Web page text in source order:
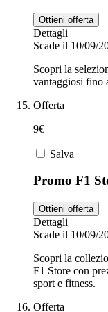
Ottieni offerta
Dettagli
Scade il 10/09/
Scopri la
vantaggiosi fino
Offerta
9€
Salva
Promo F1
Ottieni offerta
Dettagli
Scade il 10/09/
Scopri la
F1 Store con
sport e fitness.
Offerta